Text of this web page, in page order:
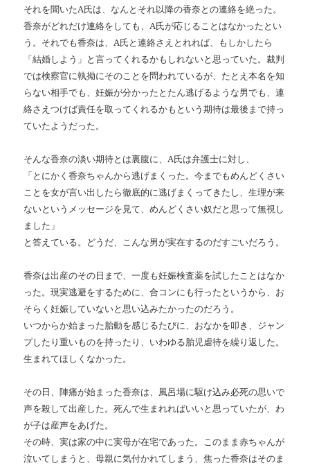
それを聞いたA氏は、なんとそれ以降の香奈との連絡を絶った。
香奈がどれだけ連絡をしても、A氏が応じることはなかったとい
う。それでも香奈は、A氏と連絡さえとれれば、もしかしたら
「結婚しよう」と言ってくれるかもしれないと思っていた。裁判
では検察官に執拗にそのことを問われているが、たとえ本名を知
らない相手でも、妊娠が分かったとたん逃げるような男でも、連
絡さえつけば責任を取ってくれるかもという期待は最後まで持っ
ていたようだった。
そんな香奈の淡い期待とは裏腹に、A氏は弁護士に対し、
「とにかく香奈ちゃんから逃げまくった。今までもめんどくさい
ことを女が言い出したら徹底的に逃げまくってきたし、生理が来
ないというメッセージを見て、めんどくさい奴だと思って無視し
ました」
と答えている。どうだ、こんな男が実在するのだすごいだろう。
香奈は出産のその日まで、一度も妊娠検査薬を試したことはなか
った。現実逃避をするために、合コンにも行ったというから、お
そらく妊娠していないと思い込みたかったのだろう。
いつからか始まった胎動を感じるたびに、おなかを叩き、ジャン
プしたり重いものを持ったり、いわゆる胎児虐待を繰り返した。
生まれてほしくなかった。
その日、陣痛が始まった香奈は、風呂場に駆け込み必死の思いで
声を殺して出産した。死んで生まれればいいと思っていたが、わ
が子は産声をあげた。
その時、実は家の中に実母が在宅であった。このまま赤ちゃんが
泣いてしまうと、母親に気付かれてしまう、焦った香奈はそのま